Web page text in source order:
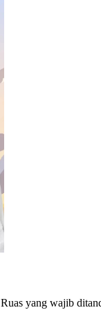
Ruas yang wajib